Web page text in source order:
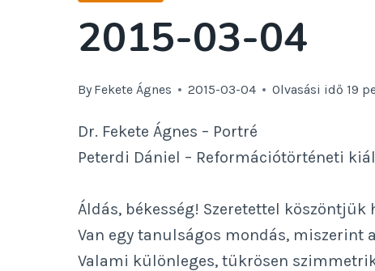
2015-03-04
By Fekete Ágnes 2015-03-04 Olvasási idő 19
Dr. Fekete Ágnes – Portré
Peterdi Dániel – Reformációtörténeti
Áldás, békesség! Szeretettel
Van egy tanulságos mondás, miszerint
Valami különleges, tükrösen